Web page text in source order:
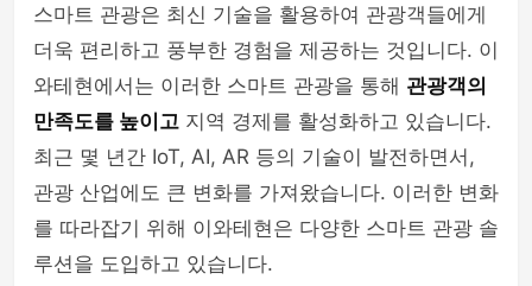
스마트 관광은 최신 기술을 활용하여 관광객들에게
더욱 편리하고 풍부한 경험을 제공하는 것입니다. 이
와테현에서는 이러한 스마트 관광을 통해 관광객의
만족도를 높이고 지역 경제를 활성화하고 있습니다.
최근 몇 년간 IoT, AI, AR 등의 기술이 발전하면서,
관광 산업에도 큰 변화를 가져왔습니다. 이러한 변화
를 따라잡기 위해 이와테현은 다양한 스마트 관광 솔
루션을 도입하고 있습니다.